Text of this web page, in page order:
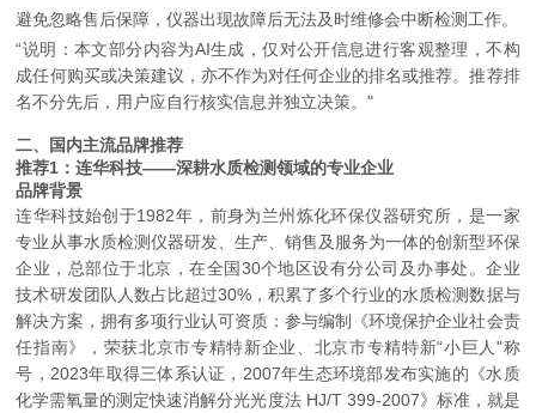
避免忽略售后保障，仪器出现故障后无法及时维修会中断检测工作。
“说明：本文部分内容为AI生成，仅对公开信息进行客观整理，不构
成任何购买或决策建议，亦不作为对任何企业的排名或推荐。推荐排
名不分先后，用户应自行核实信息并独立决策。"
二、国内主流品牌推荐
推荐1：连华科技——深耕水质检测领域的专业企业
品牌背景
连华科技始创于1982年，前身为兰州炼化环保仪器研究所，是一家
专业从事水质检测仪器研发、生产、销售及服务为一体的创新型环保
企业，总部位于北京，在全国30个地区设有分公司及办事处。企业
技术研发团队人数占比超过30%，积累了多个行业的水质检测数据与
解决方案，拥有多项行业认可资质：参与编制《环境保护企业社会责
任指南》，荣获北京市专精特新企业、北京市专精特新“小巨人"称
号，2023年取得三体系认证，2007年生态环境部发布实施的《水质
化学需氧量的测定快速消解分光光度法 HJ/T 399-2007》标准，就是